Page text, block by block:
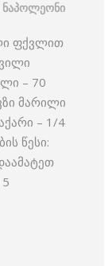
ფქვლით
– 70
მარილი
– 1/4
წესი: